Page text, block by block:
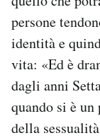
persone
identità e
vita: «Ed è
dagli anni
quando si è
della